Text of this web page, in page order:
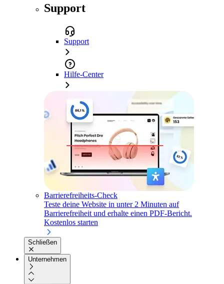
Support
Support
Hilfe-Center
Barrierefreiheits-Check
Teste deine Website in unter 2 Minuten auf
Barrierefreiheit und erhalte einen PDF-Bericht.
Kostenlos starten
Schließen
Unternehmen